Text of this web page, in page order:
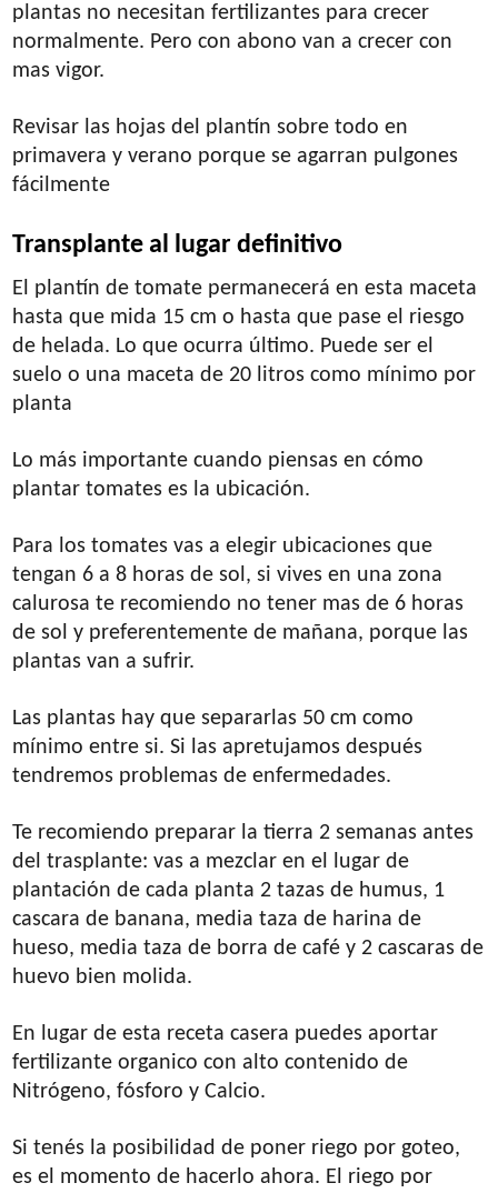
plantas no necesitan fertilizantes para crecer
normalmente. Pero con abono van a crecer con
mas vigor.
Revisar las hojas del plantín sobre todo en
primavera y verano porque se agarran pulgones
fácilmente
Transplante al lugar definitivo
El plantín de tomate permanecerá en esta maceta
hasta que mida 15 cm o hasta que pase el riesgo
de helada. Lo que ocurra último. Puede ser el
suelo o una maceta de 20 litros como mínimo por
planta
Lo más importante cuando piensas en cómo
plantar tomates es la ubicación.
Para los tomates vas a elegir ubicaciones que
tengan 6 a 8 horas de sol, si vives en una zona
calurosa te recomiendo no tener mas de 6 horas
de sol y preferentemente de mañana, porque las
plantas van a sufrir.
Las plantas hay que separarlas 50 cm como
mínimo entre si. Si las apretujamos después
tendremos problemas de enfermedades.
Te recomiendo preparar la tierra 2 semanas antes
del trasplante: vas a mezclar en el lugar de
plantación de cada planta 2 tazas de humus, 1
cascara de banana, media taza de harina de
hueso, media taza de borra de café y 2 cascaras de
huevo bien molida.
En lugar de esta receta casera puedes aportar
fertilizante organico con alto contenido de
Nitrógeno, fósforo y Calcio.
Si tenés la posibilidad de poner riego por goteo,
es el momento de hacerlo ahora. El riego por